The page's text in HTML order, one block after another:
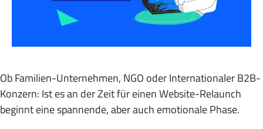
Ob Familien-Unternehmen, NGO oder Internationaler B2B-
Konzern: Ist es an der Zeit für einen Website-Relaunch
beginnt eine spannende, aber auch emotionale Phase.